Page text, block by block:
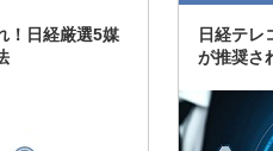
！日経厳選5媒
日経テレ
が推奨さ